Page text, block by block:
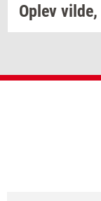
Oplev vilde,